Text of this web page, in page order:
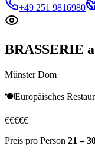
+49 251 9816980
BRASSERIE
Münster Dom
🍽️Europäisches
€€€€€
Preis pro Person 21 –